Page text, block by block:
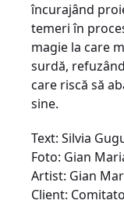
încurajând
temeri în
magie la care
surdă,
care riscă să
sine.
Text: Silvia
Foto: Gian
Artist: Gian
Client: